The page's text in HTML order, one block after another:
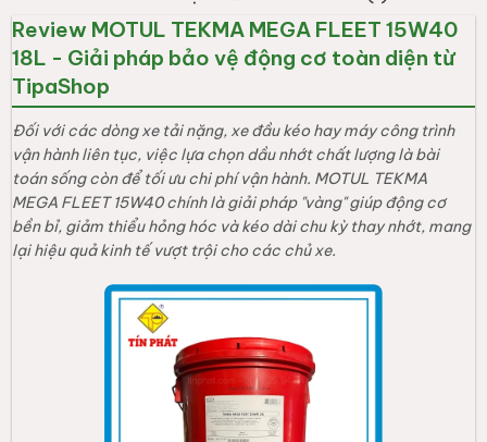
Review MOTUL TEKMA MEGA FLEET 15W40
18L - Giải pháp bảo vệ động cơ toàn diện từ
TipaShop
Đối với các dòng xe tải nặng, xe đầu kéo hay máy công trình
vận hành liên tục, việc lựa chọn dầu nhớt chất lượng là bài
toán sống còn để tối ưu chi phí vận hành. MOTUL TEKMA
MEGA FLEET 15W40 chính là giải pháp "vàng" giúp động cơ
bền bỉ, giảm thiểu hỏng hóc và kéo dài chu kỳ thay nhớt, mang
lại hiệu quả kinh tế vượt trội cho các chủ xe.